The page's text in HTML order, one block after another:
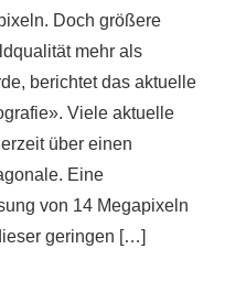
Doch größere
mehr als
berichtet das aktuelle
Viele aktuelle
über einen
Eine
von 14 Megapixeln
geringen […]